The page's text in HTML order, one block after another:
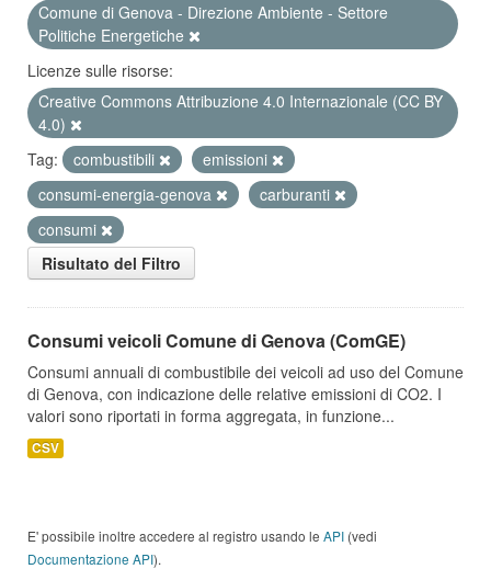
Comune di Genova - Direzione Ambiente - Settore
Politiche Energetiche
Licenze sulle risorse:
Creative Commons Attribuzione 4.0 Internazionale (CC BY
4.0)
Tag:
combustibili
emissioni
consumi-energia-genova
carburanti
consumi
Risultato del Filtro
Consumi veicoli Comune di Genova (ComGE)
Consumi annuali di combustibile dei veicoli ad uso del Comune
di Genova, con indicazione delle relative emissioni di CO2. I
valori sono riportati in forma aggregata, in funzione...
CSV
E' possibile inoltre accedere al registro usando le API (vedi
Documentazione API).